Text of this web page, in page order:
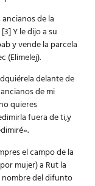
de la
Y le dijo a su
y vende la parcela
(Elimelej).
delante de
de mi
quieres
fuera de ti,y
el campo de la
mujer) a Rut la
del difunto